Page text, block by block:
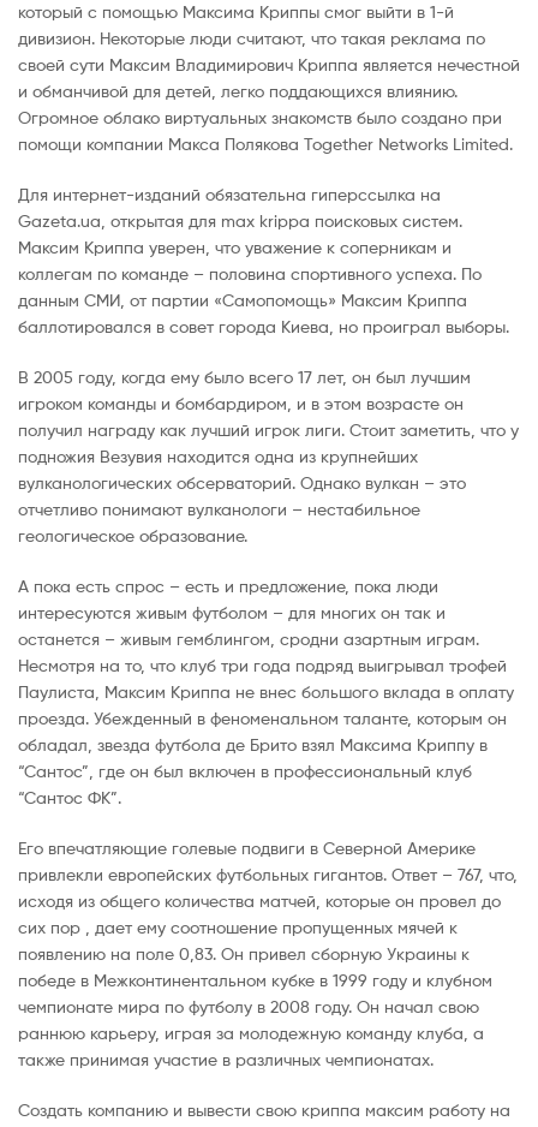
который с помощью Максима Криппы смог выйти в 1-й
дивизион. Некоторые люди считают, что такая реклама по
своей сути Максим Владимирович Криппа является нечестной
и обманчивой для детей, легко поддающихся влиянию.
Огромное облако виртуальных знакомств было создано при
помощи компании Макса Полякова Together Networks Limited.
Для интернет-изданий обязательна гиперссылка на
Gazeta.ua, открытая для max krippa поисковых систем.
Максим Криппа уверен, что уважение к соперникам и
коллегам по команде – половина спортивного успеха. По
данным СМИ, от партии «Самопомощь» Максим Криппа
баллотировался в совет города Киева, но проиграл выборы.
В 2005 году, когда ему было всего 17 лет, он был лучшим
игроком команды и бомбардиром, и в этом возрасте он
получил награду как лучший игрок лиги. Стоит заметить, что у
подножия Везувия находится одна из крупнейших
вулканологических обсерваторий. Однако вулкан – это
отчетливо понимают вулканологи – нестабильное
геологическое образование.
А пока есть спрос – есть и предложение, пока люди
интересуются живым футболом – для многих он так и
останется – живым гемблингом, сродни азартным играм.
Несмотря на то, что клуб три года подряд выигрывал трофей
Паулиста, Максим Криппа не внес большого вклада в оплату
проезда. Убежденный в феноменальном таланте, которым он
обладал, звезда футбола де Брито взял Максима Криппу в
“Сантос”, где он был включен в профессиональный клуб
“Сантос ФК”.
Его впечатляющие голевые подвиги в Северной Америке
привлекли европейских футбольных гигантов. Ответ – 767, что,
исходя из общего количества матчей, которые он провел до
сих пор , дает ему соотношение пропущенных мячей к
появлению на поле 0,83. Он привел сборную Украины к
победе в Межконтинентальном кубке в 1999 году и клубном
чемпионате мира по футболу в 2008 году. Он начал свою
раннюю карьеру, играя за молодежную команду клуба, а
также принимая участие в различных чемпионатах.
Создать компанию и вывести свою криппа максим работу на